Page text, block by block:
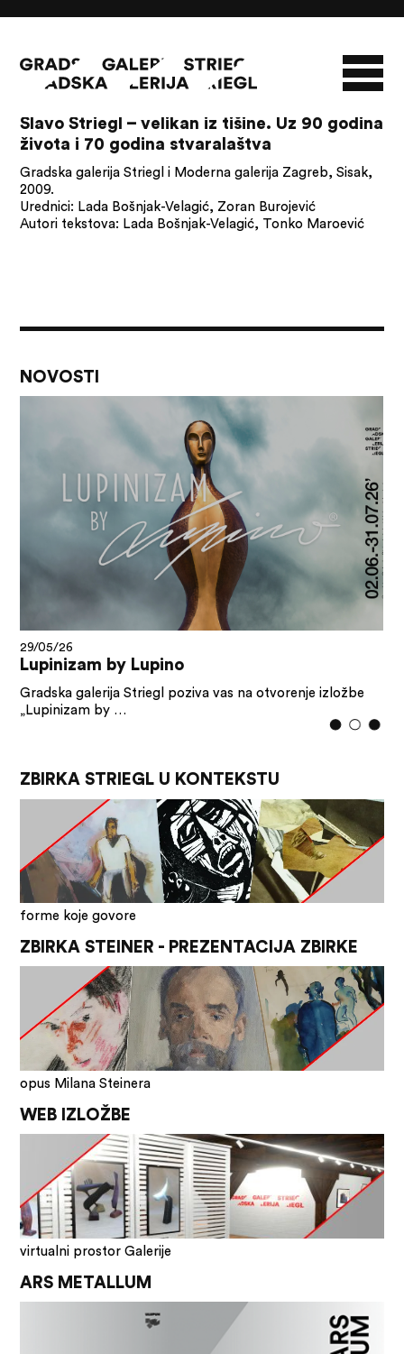
NOVOSTI
O GALERIJI
INFO
SLAVO STRIEGL
ZBIRKA STRIEGL LIKOVNA ZBIRKA
PUBLIKACIJE
DOKUMENTI
Slavo Striegl – velikan iz tišine. Uz 90 godina
života i 70 godina stvaralaštva
Gradska galerija Striegl i Moderna galerija Zagreb, Sisak,
2009.
Urednici: Lada Bošnjak-Velagić, Zoran Burojević
Autori tekstova: Lada Bošnjak-Velagić, Tonko Maroević
NOVOSTI
29/05/26
Lupinizam by Lupino
Gradska galerija Striegl poziva vas na otvorenje izložbe
„Lupinizam by …
ZBIRKA STRIEGL U KONTEKSTU
forme koje govore
ZBIRKA STEINER - PREZENTACIJA ZBIRKE
opus Milana Steinera
WEB IZLOŽBE
virtualni prostor Galerije
ARS METALLUM